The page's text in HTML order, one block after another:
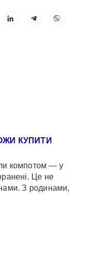
КУПИТИ
компотом — у
Це не
З родинами,